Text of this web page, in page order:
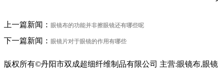
上一篇新闻： 眼镜布的功能并非擦眼镜还有哪些呢
下一篇新闻： 眼镜片对于眼镜的作用有哪些
版权所有©丹阳市双成超细纤维制品有限公司 主营:眼镜布,眼